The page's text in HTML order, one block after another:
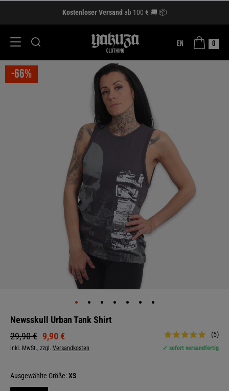
Kostenloser Versand ab 100 € 🚚 📦
EN 0
-66%
Newsskull Urban Tank Shirt
29,90 € 9,90 €
inkl. MwSt., zzgl. Versandkosten
(5)
✓ sofort versandfertig
Größe:XS